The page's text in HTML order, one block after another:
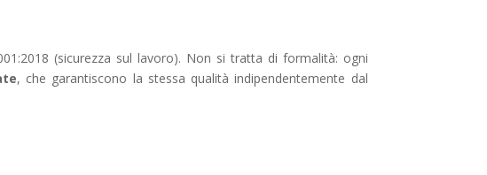
(sicurezza sul lavoro). Non si tratta di formalità: ogni
, che garantiscono la stessa qualità indipendentemente dal